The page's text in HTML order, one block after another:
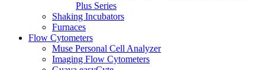
Plus Series
Shaking Incubators
Furnaces
Flow Cytometers
Muse Personal Cell Analyzer
Imaging Flow Cytometers